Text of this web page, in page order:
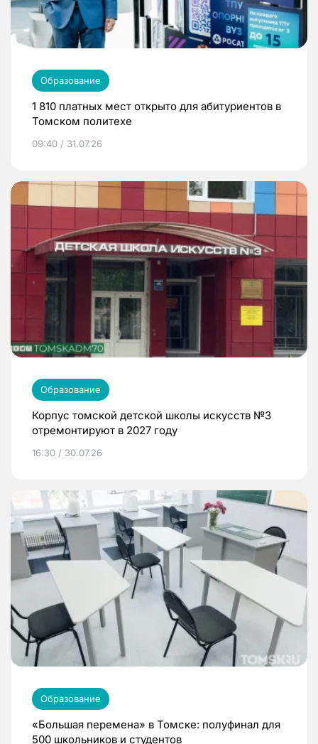
Образование
1 810 платных мест открыто для абитуриентов в
Томском политехе
09:40 / 31.07.26
Образование
Корпус томской детской школы искусств №3
отремонтируют в 2027 году
16:30 / 30.07.26
Образование
«Большая перемена» в Томске: полуфинал для
500 школьников и студентов